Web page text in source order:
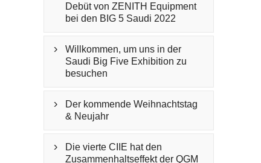
Debüt von ZENITH Equipment
bei den BIG 5 Saudi 2022

Willkommen, um uns in der
Saudi Big Five Exhibition zu
besuchen

Der kommende Weihnachtstag
& Neujahr

Die vierte CIIE hat den
Zusammenhaltseffekt der QGM